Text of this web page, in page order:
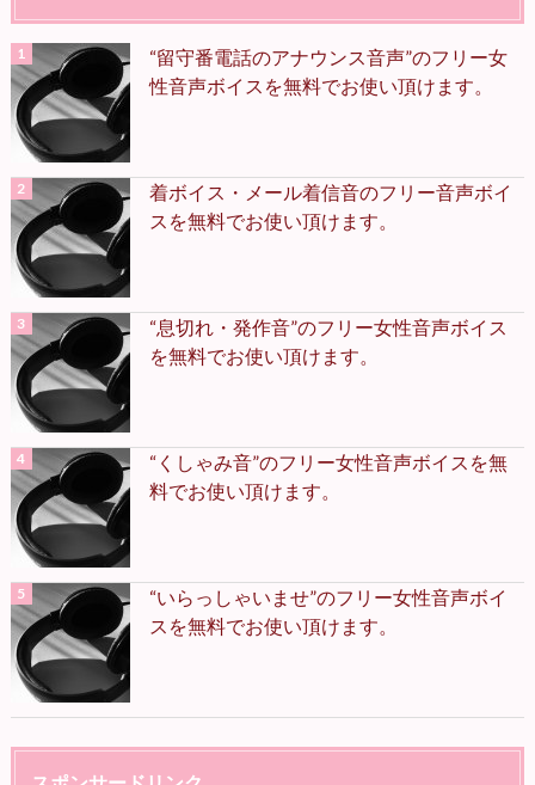
“留守番電話のアナウンス音声”のフリー女
性音声ボイスを無料でお使い頂けます。
着ボイス・メール着信音のフリー音声ボイ
スを無料でお使い頂けます。
“息切れ・発作音”のフリー女性音声ボイス
を無料でお使い頂けます。
“くしゃみ音”のフリー女性音声ボイスを無
料でお使い頂けます。
“いらっしゃいませ”のフリー女性音声ボイ
スを無料でお使い頂けます。